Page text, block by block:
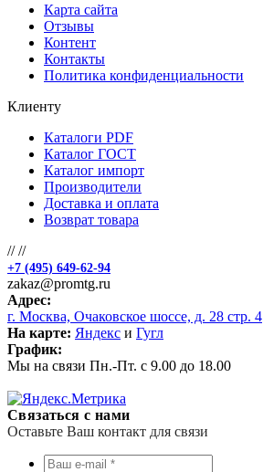
Карта сайта
Отзывы
Контент
Контакты
Политика конфиденциальности
Клиенту
Каталоги PDF
Каталог ГОСТ
Каталог импорт
Производители
Доставка и оплата
Возврат товара
////
+7 (495) 649-62-94
zakaz@promtg.ru
Адрес:
г. Москва, Очаковское шоссе, д. 28 стр. 4
На карте: Яндекс и Гугл
График:
Мы на связи Пн.-Пт. с 9.00 до 18.00
Связаться с нами
Оставьте Ваш контакт для связи